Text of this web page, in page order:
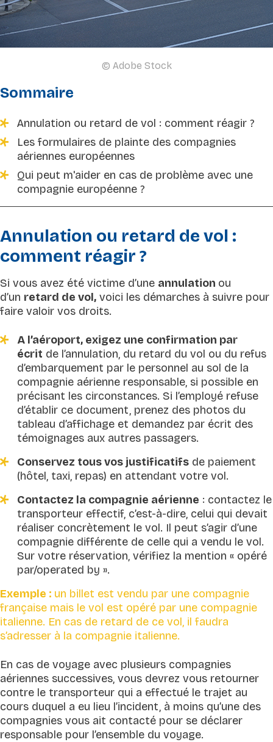
© Adobe Stock
Sommaire
Annulation ou retard de vol : comment réagir ?
Les formulaires de plainte des compagnies
aériennes européennes
Qui peut m'aider en cas de problème avec une
compagnie européenne ?
Annulation ou retard de vol :
comment réagir ?
Si vous avez été victime d’une annulation ou
d’un retard de vol, voici les démarches à suivre pour
faire valoir vos droits.
A l’aéroport, exigez une confirmation par
écrit de l’annulation, du retard du vol ou du refus
d’embarquement par le personnel au sol de la
compagnie aérienne responsable, si possible en
précisant les circonstances. Si l’employé refuse
d’établir ce document, prenez des photos du
tableau d’affichage et demandez par écrit des
témoignages aux autres passagers.
Conservez tous vos justificatifs de paiement
(hôtel, taxi, repas) en attendant votre vol.
Contactez la compagnie aérienne : contactez le
transporteur effectif, c’est-à-dire, celui qui devait
réaliser concrètement le vol. Il peut s’agir d’une
compagnie différente de celle qui a vendu le vol.
Sur votre réservation, vérifiez la mention « opéré
par/operated by ».
Exemple : un billet est vendu par une compagnie
française mais le vol est opéré par une compagnie
italienne. En cas de retard de ce vol, il faudra
s’adresser à la compagnie italienne.
En cas de voyage avec plusieurs compagnies
aériennes successives, vous devrez vous retourner
contre le transporteur qui a effectué le trajet au
cours duquel a eu lieu l’incident, à moins qu’une des
compagnies vous ait contacté pour se déclarer
responsable pour l’ensemble du voyage.